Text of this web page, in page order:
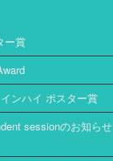
ー賞
ンハイ ポスター賞
sessionのお知ら